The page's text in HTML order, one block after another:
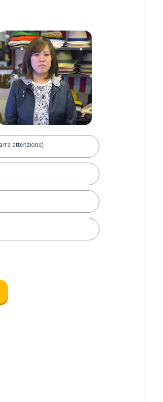
attenzione)